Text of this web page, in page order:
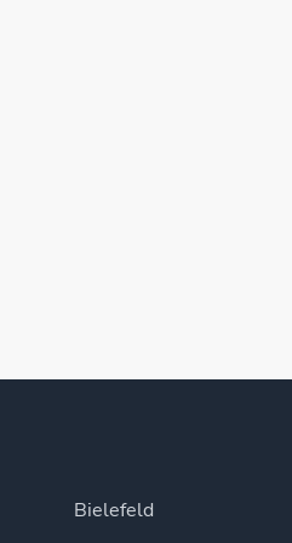
Bielefeld